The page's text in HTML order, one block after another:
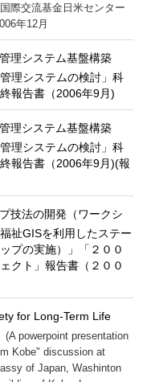
国際交流基金日米センター
年12月
管理システム基盤構築
理システムの検討」科
報告書（2006年9月)
管理システム基盤構築
理システムの検討」科
報告書（2006年9月)(報
技法の開発（ワークシ
祉GISを利用したステー
プの実施）」「２００
クト」報告書（２００
for Long-Term Life
(A powerpoint presentation
Kobe" discussion at
of Japan, Washinton